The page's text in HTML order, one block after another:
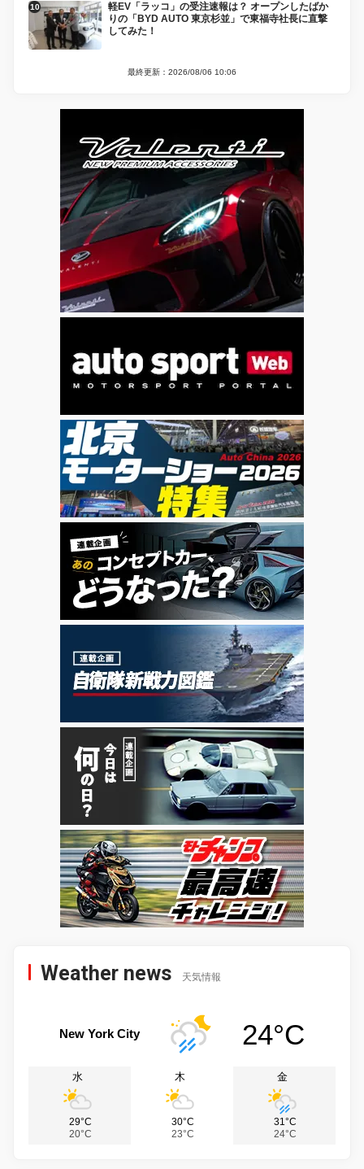
軽EV「ラッコ」の受注速報は？ オープンしたばか
りの「BYD AUTO 東京杉並」で東福寺社長に直撃
してみた！
最終更新：2026/08/06 10:06
Weather news 天気情報
New York City 24°C
水
29°C
20°C
木
30°C
23°C
金
31°C
24°C